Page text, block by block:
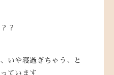
？
いや寝過ぎちゃう、と
ています